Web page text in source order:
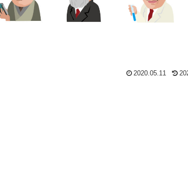
2020.05.11